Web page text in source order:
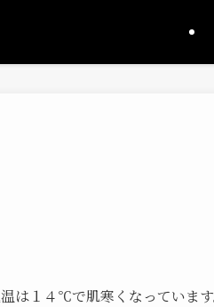
は１４℃で肌寒くなっています